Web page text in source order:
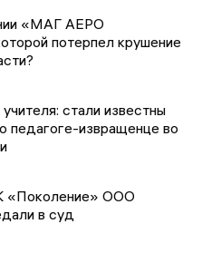
«МАГ АЕРО
потерпел крушение
стали известны
педагоге-извращенце во
«Поколение» ООО
в суд